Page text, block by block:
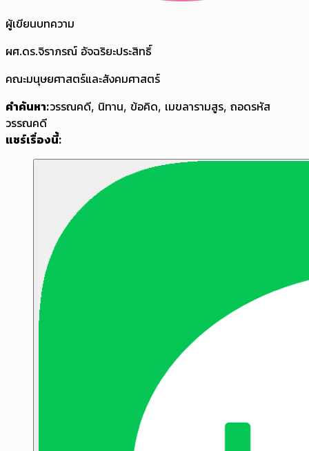
ผู้เขียนบทความ
ผศ.ดร.จิราภรณ์ อัจฉริยะประสิทธิ์
คณะมนุษยศาสตร์และสังคมศาสตร์
คำค้นหา:วรรณคดี, นิทาน, ข้อคิด, เมขลารามสูร, ถอดรหัส
วรรณคดี
แชร์เรื่องนี้: